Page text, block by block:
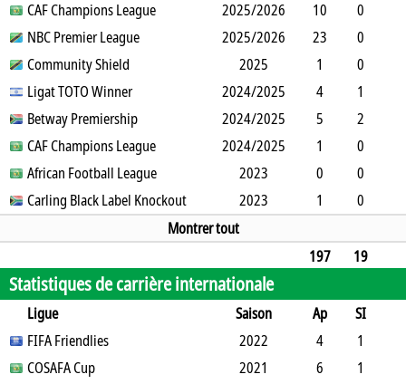
SO
B B A 2J CR Min
CAF Champions League 2025/2026 10
0
1
0 0 0 0 856
NBC Premier League 2025/2026 23
0
4
0 4 0 2023
Community Shield 2025 1
0
0
0 0 0 0 90
Ligat TOTO Winner 2024/2025 4
1
0
4 0 0 0 314
Betway Premiership 2024/2025 5
2
1
5 0 0 0 0 285
CAF Champions League 2024/2025 1
0
0
2 0 0 0 90
African Football League 2023 0
0
0
5 0 0 0
Carling Black Label Knockout 2023 1
0
1 0
Montrer tout
197
19
22
63 6 0 25 1 0
Statistiques de carrière internationale
Ligue Saison Ap
SI
SO
B B CR Min
FIFA Friendlies 2022 4
1
0
3 314
COSAFA Cup 2021 6
1